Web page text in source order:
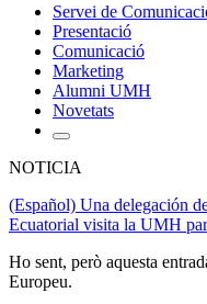
Servei de
Presentació
Comunicació
Marketing
Alumni UMH
Novetats
NOTICIA
(Español) Una delegación
Ecuatorial visita la UMH
Ho sent, però aquesta
Europeu.